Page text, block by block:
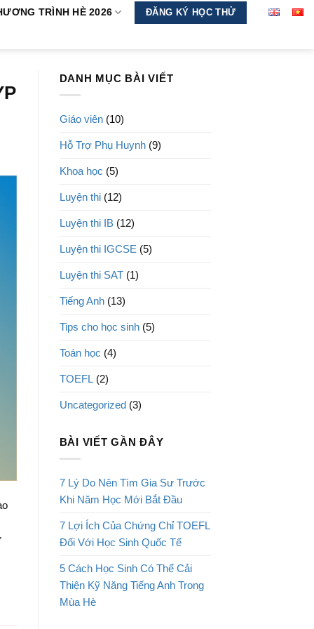
TRÌNH HÈ 2026 ĐĂNG KÝ HỌC THỬ
DANH MỤC BÀI VIẾT
Giáo viên(10)
Hỗ Trợ Phụ Huynh(9)
Khoa học (5)
Luyện thi(12)
Luyện thi IB(12)
Luyện thi IGCSE (5)
Luyện thi SAT(1)
Tiếng Anh(13)
Tips cho học sinh(5)
Toán học (4)
TOEFL(2)
Uncategorized(3)
BÀI VIẾT GẦN ĐÂY
7 Lý Do Nên Tìm Gia Sư Trước
Khi Năm Học Mới Bắt Đầu
7 Lợi Ích Của Chứng Chỉ TOEFL
Đối Với Học Sinh Quốc Tế
5 Cách Học Sinh Có Thể Cải
Thiện Kỹ Năng Tiếng Anh Trong
Mùa Hè